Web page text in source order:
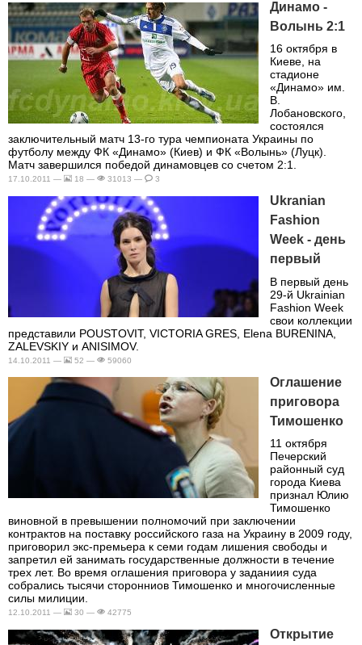
Динамо -
Волынь 2:1
16 октября в
Киеве, на
стадионе
«Динамо» им.
В.
Лобановского,
состоялся
заключительный матч 13-го тура чемпионата Украины по
футболу между ФК «Динамо» (Киев) и ФК «Волынь» (Луцк).
Матч завершился победой динамовцев со счетом 2:1.
17.10.2011 — 18 — 31013 — 3
Ukranian
Fashion
Week - день
первый
В первый день
29-й Ukrainian
Fashion Week
свои коллекции
представили POUSTOVIT, VICTORIA GRES, Elena BURENINA,
ZALEVSKIY и ANISIMOV.
14.10.2011 — 52 — 59060
Оглашение
приговора
Тимошенко
11 октября
Печерский
районный суд
города Киева
признал Юлию
Тимошенко
виновной в превышении полномочий при заключении
контрактов на поставку российского газа на Украину в 2009 году,
приговорил экс-премьера к семи годам лишения свободы и
запретил ей занимать государственные должности в течение
трех лет. Во время оглашения приговора у заданиия суда
собрались тысячи сторонниов Тимошенко и многочисленные
силы милиции.
12.10.2011 — 30 — 42775
Открытие